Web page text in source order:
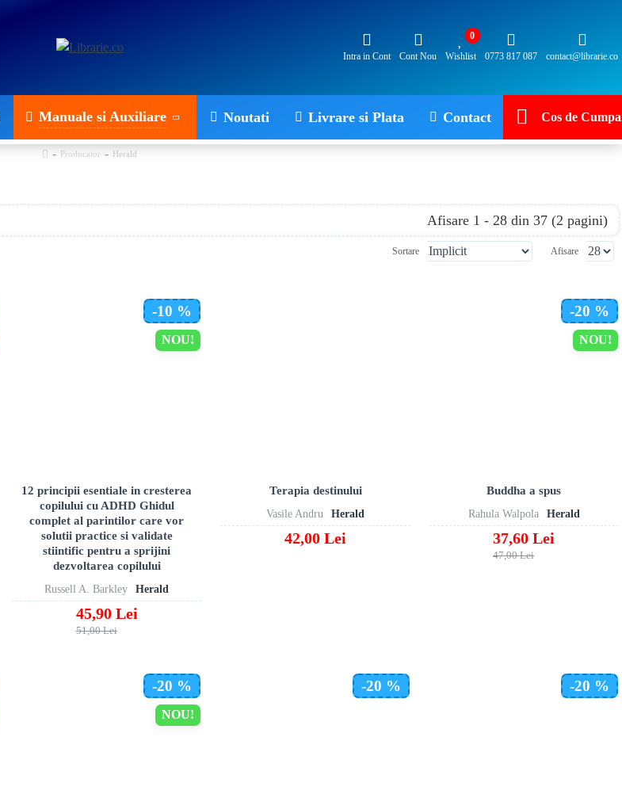
Intra in Cont Cont Nou Wishlist
0
0773 817 087
contact@librarie.co
Manuale si Auxiliare Noutati Livrare si Plata Contact Cos de
Producator Herald
Afisare 1 - 28 din 37 (2 pagini)
Sortare Afisare
NOU!
-10 %
Russell A. Barkley Herald
12 principii esentiale in cresterea
copilului cu ADHD Ghidul
complet al parintilor care vor
solutii practice si validate
stiintific pentru a sprijini
dezvoltarea copilului
45,90 Lei
51,00 Lei
Vasile Andru Herald
Terapia destinului
42,00 Lei
NOU!
-20 %
Rahula Walpola Herald
Buddha a spus
37,60 Lei
47,00 Lei
NOU!
-20 % -20 % -20 %